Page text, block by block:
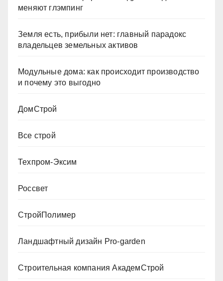
меняют глэмпинг
Земля есть, прибыли нет: главный парадокс
владельцев земельных активов
Модульные дома: как происходит производство
и почему это выгодно
ДомСтрой
Все строй
Техпром-Эксим
Россвет
СтройПолимер
Ландшафтный дизайн Pro-garden
Строительная компания АкадемСтрой